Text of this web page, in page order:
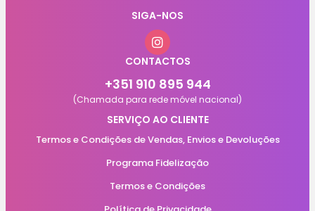
SIGA-NOS
CONTACTOS
+351 910 895 944
(Chamada para rede móvel nacional)
SERVIÇO AO CLIENTE
Termos e Condições de Vendas, Envios e Devoluções
Programa Fidelização
Termos e Condições